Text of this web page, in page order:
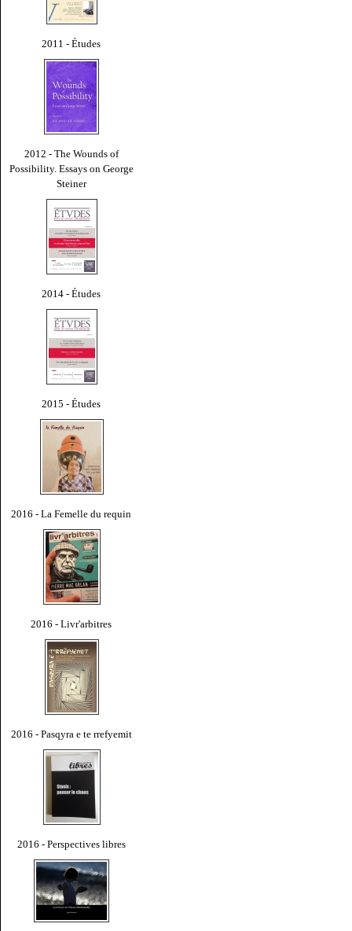
2011 - Études
2012 - The Wounds of
Possibility. Essays on George
Steiner
2014 - Études
2015 - Études
2016 - La Femelle du requin
2016 - Livr'arbitres
2016 - Pasqyra e te rrefyemit
2016 - Perspectives libres